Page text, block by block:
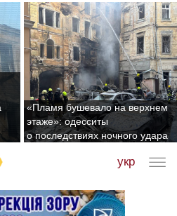
«Пламя бушевало на верхнем
этаже»: одесситы
о последствиях ночного удара
укр